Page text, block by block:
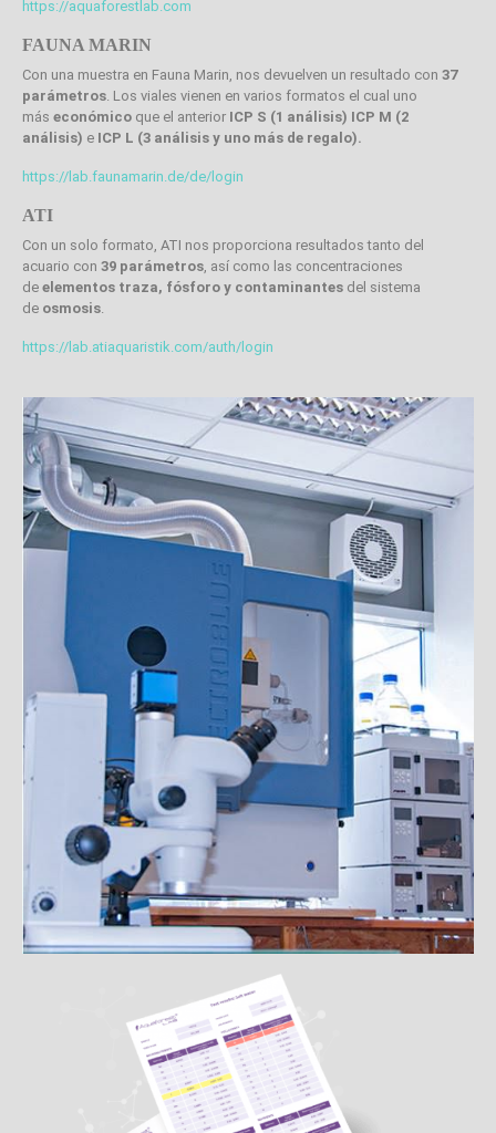
https://aquaforestlab.com
FAUNA MARIN
Con una muestra en Fauna Marin, nos devuelven un resultado con 37
parámetros. Los viales vienen en varios formatos el cual uno
más económico que el anterior ICP S (1 análisis) ICP M (2
análisis) e ICP L (3 análisis y uno más de regalo).
https://lab.faunamarin.de/de/login
ATI
Con un solo formato, ATI nos proporciona resultados tanto del
acuario con 39 parámetros, así como las concentraciones
de elementos traza, fósforo y contaminantes del sistema
de osmosis.
https://lab.atiaquaristik.com/auth/login